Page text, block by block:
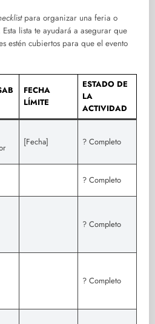
para organizar una feria o
lista te ayudará a asegurar que
estén cubiertos para que el evento
FECHA
LÍMITE
ESTADO DE
LA
ACTIVIDAD
[Fecha] ? Completo
? Completo
? Completo
? Completo